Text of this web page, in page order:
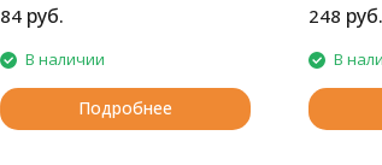
84 руб.
В наличии
Подробнее
248 руб.
В